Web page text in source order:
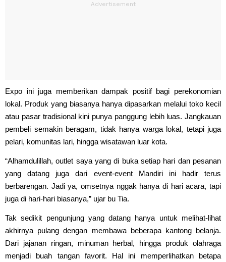
Expo ini juga memberikan dampak positif bagi perekonomian
lokal. Produk yang biasanya hanya dipasarkan melalui toko kecil
atau pasar tradisional kini punya panggung lebih luas. Jangkauan
pembeli semakin beragam, tidak hanya warga lokal, tetapi juga
pelari, komunitas lari, hingga wisatawan luar kota.
“Alhamdulillah, outlet saya yang di buka setiap hari dan pesanan
yang datang juga dari event-event Mandiri ini hadir terus
berbarengan. Jadi ya, omsetnya nggak hanya di hari acara, tapi
juga di hari-hari biasanya,” ujar bu Tia.
Tak sedikit pengunjung yang datang hanya untuk melihat-lihat
akhirnya pulang dengan membawa beberapa kantong belanja.
Dari jajanan ringan, minuman herbal, hingga produk olahraga
menjadi buah tangan favorit. Hal ini memperlihatkan betapa